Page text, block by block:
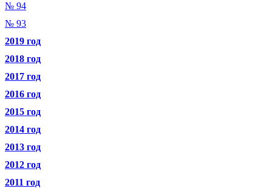
№ 94
№ 93
2019 год
2018 год
2017 год
2016 год
2015 год
2014 год
2013 год
2012 год
2011 год